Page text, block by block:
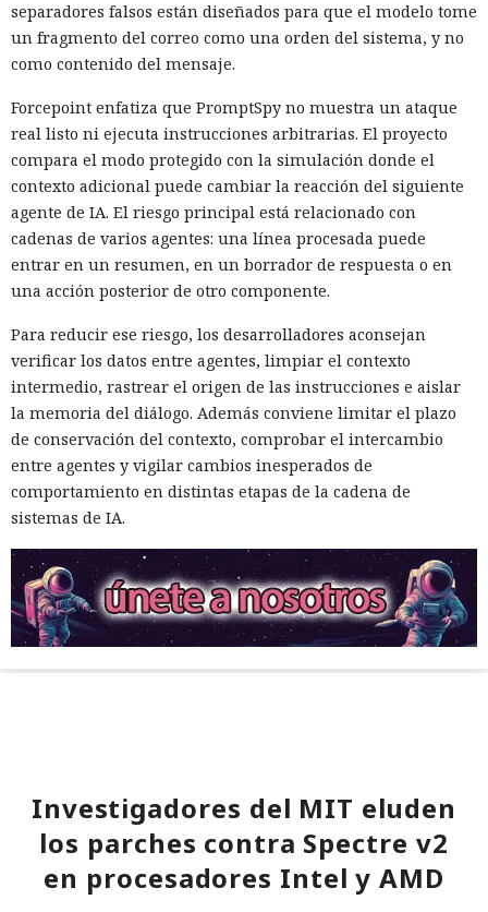
separadores falsos están diseñados para que el modelo tome
un fragmento del correo como una orden del sistema, y no
como contenido del mensaje.
Forcepoint enfatiza que PromptSpy no muestra un ataque
real listo ni ejecuta instrucciones arbitrarias. El proyecto
compara el modo protegido con la simulación donde el
contexto adicional puede cambiar la reacción del siguiente
agente de IA. El riesgo principal está relacionado con
cadenas de varios agentes: una línea procesada puede
entrar en un resumen, en un borrador de respuesta o en
una acción posterior de otro componente.
Para reducir ese riesgo, los desarrolladores aconsejan
verificar los datos entre agentes, limpiar el contexto
intermedio, rastrear el origen de las instrucciones e aislar
la memoria del diálogo. Además conviene limitar el plazo
de conservación del contexto, comprobar el intercambio
entre agentes y vigilar cambios inesperados de
comportamiento en distintas etapas de la cadena de
sistemas de IA.
Investigadores del MIT eluden
los parches contra Spectre v2
en procesadores Intel y AMD